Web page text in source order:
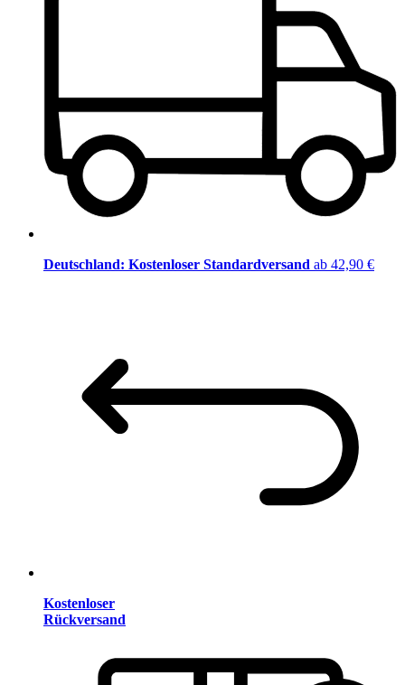
Deutschland: Kostenloser Standardversand ab 42,90 €
Kostenloser
Rückversand